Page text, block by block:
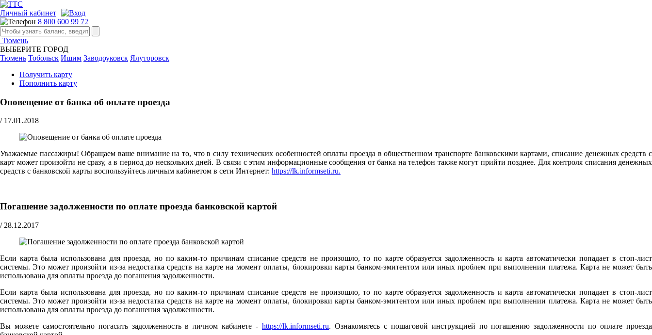
Личный кабинет
8 800 600 99 72
Тюмень
ВЫБЕРИТЕ ГОРОД
Тюмень Тобольск Ишим Заводоуковск Ялуторовск
Получить карту
Пополнить карту
Оповещение от банка об оплате проезда
/ 17.01.2018
Уважаемые пассажиры! Обращаем ваше внимание на то, что в силу технических особенностей оплаты проезда в общественном транспорте банковскими картами, списание денежных средств с
карт может произойти не сразу, а в период до нескольких дней. В связи с этим информационные сообщения от банка на телефон также могут прийти позднее. Для контроля списания денежных
средств с банковской карты воспользуйтесь личным кабинетом в сети Интернет: https://lk.informseti.ru.
Погашение задолженности по оплате проезда банковской картой
/ 28.12.2017
Если карта была использована для проезда, но по каким-то причинам списание средств не произошло, то по карте образуется задолженность и карта автоматически попадает в стоп-лист
системы. Это может произойти из-за недостатка средств на карте на момент оплаты, блокировки карты банком-эмитентом или иных проблем при выполнении платежа. Карта не может быть
использована для оплаты проезда до погашения задолженности.
Если карта была использована для проезда, но по каким-то причинам списание средств не произошло, то по карте образуется задолженность и карта автоматически попадает в стоп-лист
системы. Это может произойти из-за недостатка средств на карте на момент оплаты, блокировки карты банком-эмитентом или иных проблем при выполнении платежа. Карта не может быть
использована для оплаты проезда до погашения задолженности.
Вы можете самостоятельно погасить задолженность в личном кабинете -https://lk.informseti.ru. Ознакомьтесь с пошаговой инструкцией по погашению задолженности по оплате проезда